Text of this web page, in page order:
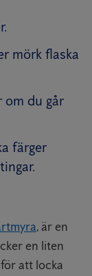
mörk flaska
om du går
färger
, är en
en liten
att locka